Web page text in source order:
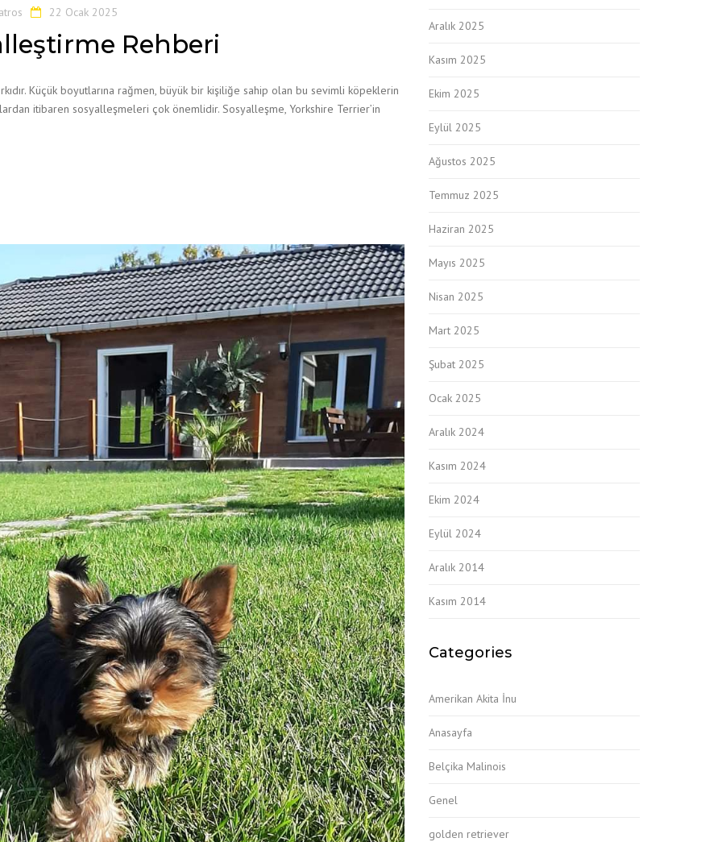
22 Ocak 2025
Rehberi
Küçük boyutlarına rağmen, büyük bir kişiliğe sahip olan bu sevimli köpeklerin
itibaren sosyalleşmeleri çok önemlidir. Sosyalleşme, Yorkshire Terrier’in
Aralık 2025
Kasım 2025
Ekim 2025
Eylül 2025
Ağustos 2025
Temmuz 2025
Haziran 2025
Mayıs 2025
Nisan 2025
Mart 2025
Şubat 2025
Ocak 2025
Aralık 2024
Kasım 2024
Ekim 2024
Eylül 2024
Aralık 2014
Kasım 2014
Categories
Amerikan Akita İnu
Anasayfa
Belçika Malinois
Genel
golden retriever